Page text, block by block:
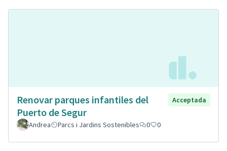
Renovar parques infantiles del
Puerto de Segur
Acceptada
Andrea Parcs i Jardins Sostenibles 0 0